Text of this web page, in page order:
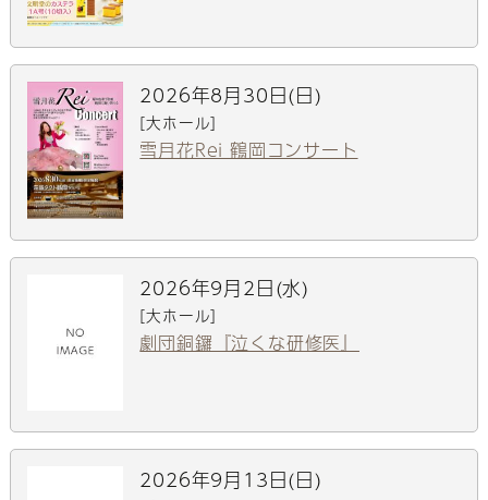
2026年8月30日(日)
[大ホール]
雪月花Rei 鶴岡コンサート
2026年9月2日(水)
[大ホール]
劇団銅鑼『泣くな研修医』
2026年9月13日(日)